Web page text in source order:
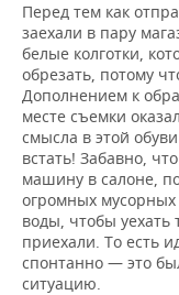
Перед тем как
заехали в пару
белые колготки,
обрезать, потому
Дополнением к
месте съемки
смысла в этой
встать! Забавно,
машину в салоне,
огромных
воды, чтобы
приехали. То есть
спонтанно — это
ситуацию.